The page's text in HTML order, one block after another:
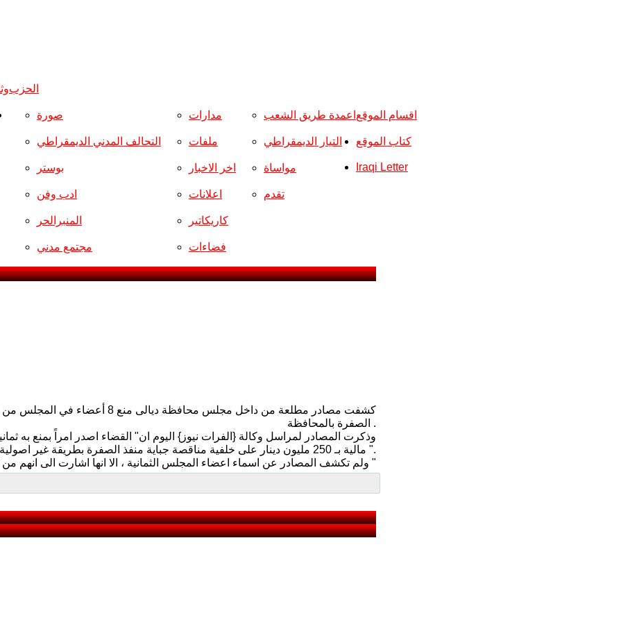
الحزب
اقسام الموقع صورة
التحالف المدني الديمقراطي
بوستر
ادب وفن
المنبرالحر
مجتمع مدني
مدارات
ملفات
اخر الاخبار
اعلانات
كاريكاتير
فضاءات
اعمدة طريق الشعب
التيار الديمقراطي
مواساة
تقدم
كتاب الموقع
Iraqi Letter
الصفرة بالمحافظة .
وذكرت المصادر لمراسل وكالة {الفرات نيوز} اليوم ان" القضاء اصدر امراً بمنع به
مالية بـ 250 مليون دينار على خلفية مناقصة جباية منفذ الصفرة بطريقة غير اصولية ".
ولم تكشف المصادر عن اسماء اعضاء المجلس الثمانية ، الا انها اشارت الى انهم من كتل سياسية مختلفة "